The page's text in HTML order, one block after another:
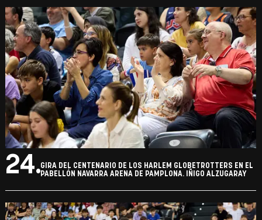
24.GIRA DEL CENTENARIO DE LOS HARLEM GLOBETROTTERS EN EL
PABELLÓN NAVARRA ARENA DE PAMPLONA. IÑIGO ALZUGARAY